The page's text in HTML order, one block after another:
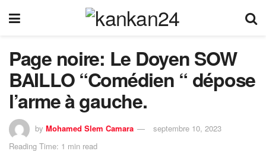
Page noire: Le Doyen SOW
BAILLO “Comédien “ dépose
l’arme à gauche.
by Mohamed Slem Camara
septembre 10, 2023
Reading Time: 1 min read